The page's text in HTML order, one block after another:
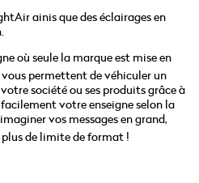
ainis que des éclairages en
où seule la marque est mise en
vous permettent de véhiculer un
société ou ses produits grâce à
votre enseigne selon la
vos messages en grand,
plus de limite de format !